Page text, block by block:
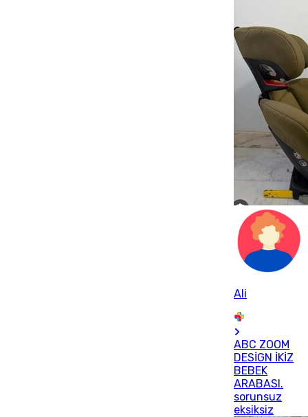
Ali
ABC ZOOM
DESİGN İKİZ
BEBEK
ARABASI.
sorunsuz
eksiksiz